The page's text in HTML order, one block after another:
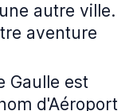
autre ville.
aventure
Gaulle est
d'Aéroport